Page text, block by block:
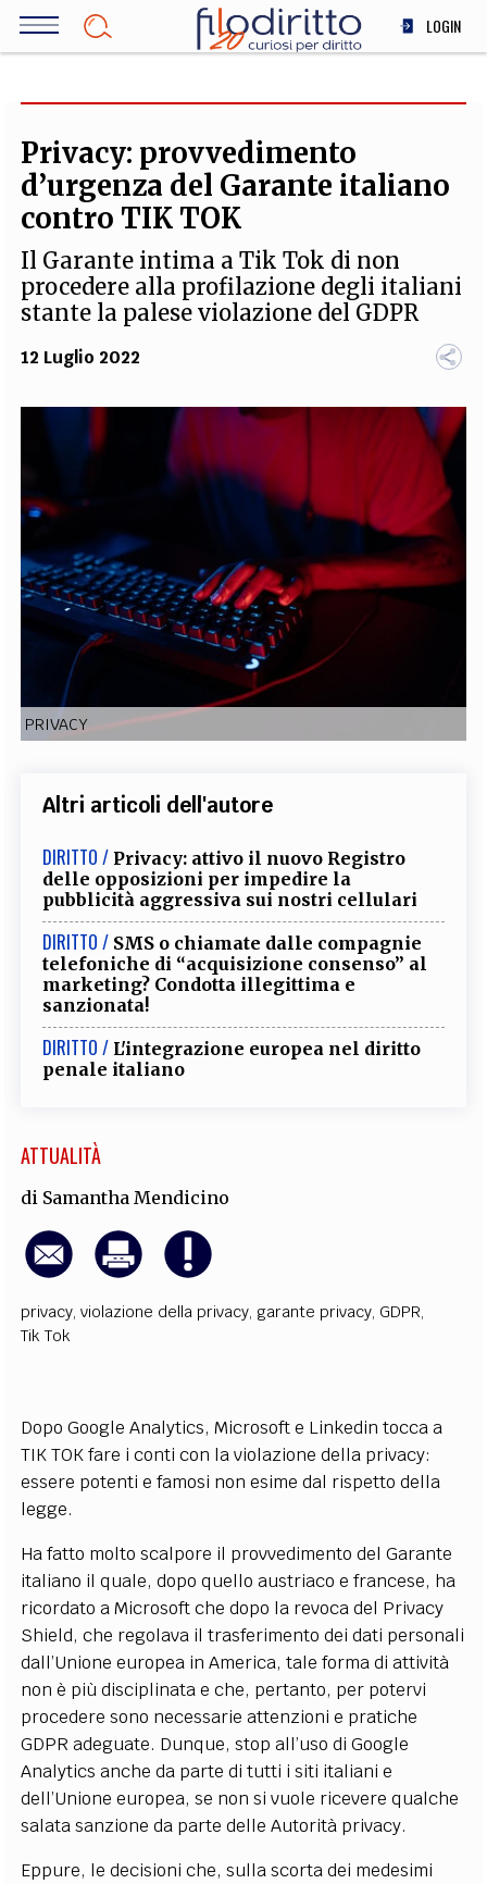
Salta
LOGIN
SOCIETÀ
MEDICINA
SCIENZA
INNOVAZIONE
ALTRO
REDAZIONE COMITATO SCIENTIFICO AUTORI
CURATORI
CODICI RUBRICHE CONTATTI
SOCIAL MEDIA
Privacy: provvedimento
d’urgenza del Garante italiano
contro TIK TOK
Il Garante intima a Tik Tok di non
procedere alla profilazione degli italiani
stante la palese violazione del GDPR
12 Luglio 2022
PRIVACY
Altri articoli dell'autore
DIRITTO / Privacy: attivo il nuovo Registro
delle opposizioni per impedire la
pubblicità aggressiva sui nostri cellulari
DIRITTO / SMS o chiamate dalle compagnie
telefoniche di “acquisizione consenso” al
marketing? Condotta illegittima e
sanzionata!
DIRITTO / L'integrazione europea nel diritto
penale italiano
ATTUALITÀ
di Samantha Mendicino
privacy,violazione della privacy, garante privacy, GDPR,
Tik Tok
Dopo Google Analytics, Microsoft e Linkedin tocca a
TIK TOK fare i conti con la violazione della privacy:
essere potenti e famosi non esime dal rispetto della
legge.
Ha fatto molto scalpore il provvedimento del Garante
italiano il quale, dopo quello austriaco e francese, ha
ricordato a Microsoft che dopo la revoca del Privacy
Shield, che regolava il trasferimento dei dati personali
dall’Unione europea in America, tale forma di attività
non è più disciplinata e che, pertanto, per potervi
procedere sono necessarie attenzioni e pratiche
GDPR adeguate. Dunque, stop all’uso di Google
Analytics anche da parte di tutti i siti italiani e
dell’Unione europea, se non si vuole ricevere qualche
salata sanzione da parte delle Autorità privacy.
Eppure, le decisioni che, sulla scorta dei medesimi